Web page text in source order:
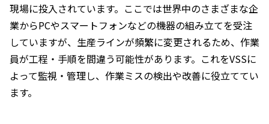
現場に投入されています。ここでは世界中のさまざまな企
業からPCやスマートフォンなどの機器の組み立てを受注
していますが、生産ラインが頻繁に変更されるため、作業
員が工程・手順を間違う可能性があります。これをVSSに
よって監視・管理し、作業ミスの検出や改善に役立ててい
ます。